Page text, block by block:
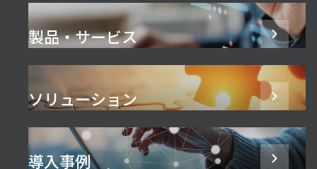
製品・サービス
ソリューション
導入事例